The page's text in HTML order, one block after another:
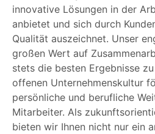
innovative Lösungen in der
anbietet und sich durch
Qualität auszeichnet. Unser
großen Wert auf
stets die besten Ergebnisse
offenen Unternehmenskultur
persönliche und berufliche
Mitarbeiter. Als
bieten wir Ihnen nicht nur ein